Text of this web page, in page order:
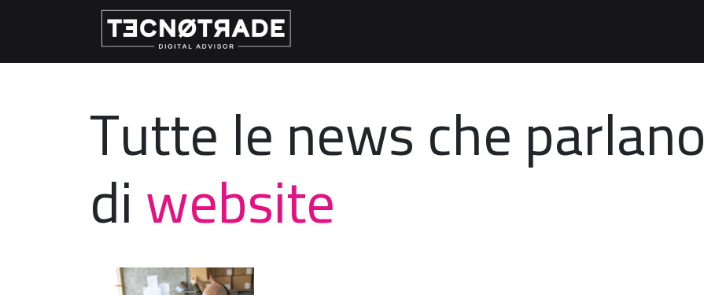
Tutte le news che parlano
diwebsite